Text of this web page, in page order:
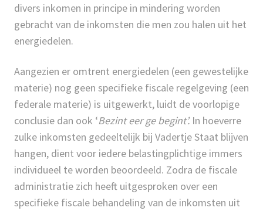
divers inkomen in principe in mindering worden
gebracht van de inkomsten die men zou halen uit het
energiedelen.
Aangezien er omtrent energiedelen (een gewestelijke
materie) nog geen specifieke fiscale regelgeving (een
federale materie) is uitgewerkt, luidt de voorlopige
conclusie dan ook ‘Bezint eer ge begint’. In hoeverre
zulke inkomsten gedeeltelijk bij Vadertje Staat blijven
hangen, dient voor iedere belastingplichtige immers
individueel te worden beoordeeld. Zodra de fiscale
administratie zich heeft uitgesproken over een
specifieke fiscale behandeling van de inkomsten uit